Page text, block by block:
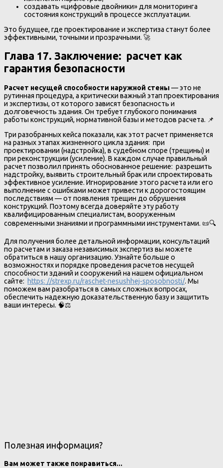
создавать «цифровые двойники» для мониторинга
состояния конструкций в процессе эксплуатации.
Это будущее, где проектирование и экспертиза станут более
эффективными, точными и прозрачными. 🚀
Глава 17. Заключение: расчет как
гарантия безопасности
Расчет несущей способности наружной стены — это не
рутинная процедура, а критически важный этап проектирования
и экспертизы, от которого зависят безопасность и
долговечность здания. Он требует глубокого понимания
работы конструкций, нормативной базы и методов расчета. 📌
Три разобранных кейса показали, как этот расчет применяется
на разных этапах жизненного цикла здания: при
проектировании (надстройка), в судебном споре (трещины) и
при реконструкции (усиление). В каждом случае правильный
расчет позволил принять обоснованное решение: разрешить
надстройку, выявить строительный брак или спроектировать
эффективное усиление. Игнорирование этого расчета или его
выполнение с ошибками может привести к дорогостоящим
последствиям — от появления трещин до обрушения
конструкций. Поэтому всегда доверяйте эту работу
квалифицированным специалистам, вооруженным
современными знаниями и программными инструментами. 📜🔍
Для получения более детальной информации, консультаций
по расчетам и заказа независимых экспертиз вы можете
обратиться в нашу организацию. Узнайте больше о
возможностях и порядке проведения расчетов несущей
способности зданий и сооружений на нашем официальном
сайте: https: //strexp.ru/raschet-nesushhej-sposobnosti/. Мы
поможем вам разобраться в самых сложных вопросах,
обеспечить надежную доказательственную базу и защитить
ваши интересы. 🧠⚖️
Полезная информация?
Вам может также понравиться...